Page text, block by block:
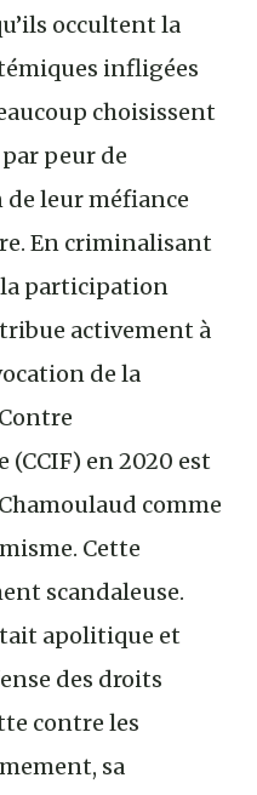
occultent la
infligées
choisissent
peur de
leur méfiance
En criminalisant
participation
activement à
de la
(CCIF) en 2020 est
comme
Cette
scandaleuse.
apolitique et
des droits
contre les
sa